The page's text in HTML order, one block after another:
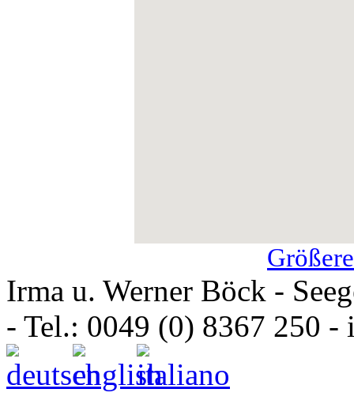
Irma u. Werner Böck -
- Tel.: 0049 (0) 8367 250 -